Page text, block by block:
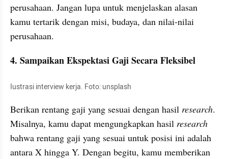
perusahaan. Jangan lupa untuk menjelaskan alasan
kamu tertarik dengan misi, budaya, dan nilai-nilai
perusahaan.
4. Sampaikan Ekspektasi Gaji Secara Fleksibel
Iustrasi interview kerja. Foto: unsplash
Berikan rentang gaji yang sesuai dengan hasil research.
Misalnya, kamu dapat mengungkapkan hasil
bahwa rentang gaji yang sesuai untuk posisi ini adalah
antara X hingga Y. Dengan begitu, kamu memberikan